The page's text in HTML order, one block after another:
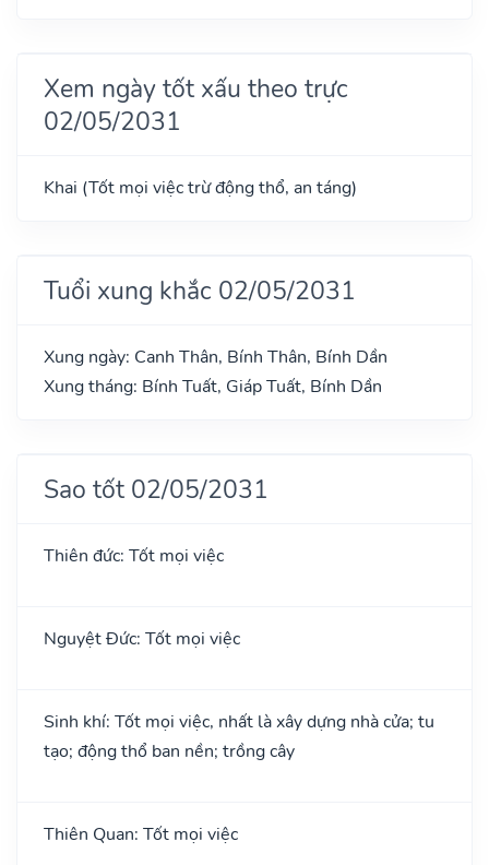
Xem ngày tốt xấu theo trực
02/05/2031
Khai (Tốt mọi việc trừ động thổ, an táng)
Tuổi xung khắc 02/05/2031
Xung ngày: Canh Thân, Bính Thân, Bính Dần
Xung tháng: Bính Tuất, Giáp Tuất, Bính Dần
Sao tốt 02/05/2031
Thiên đức: Tốt mọi việc
Nguyệt Đức: Tốt mọi việc
Sinh khí: Tốt mọi việc, nhất là xây dựng nhà cửa; tu
tạo; động thổ ban nền; trồng cây
Thiên Quan: Tốt mọi việc